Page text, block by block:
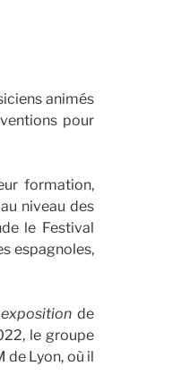
animés
pour
formation,
niveau des
le Festival
espagnoles,
exposition de
le groupe
Lyon, où il